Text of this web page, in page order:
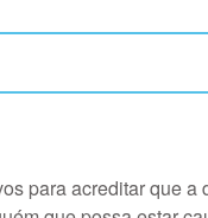
para acreditar que a